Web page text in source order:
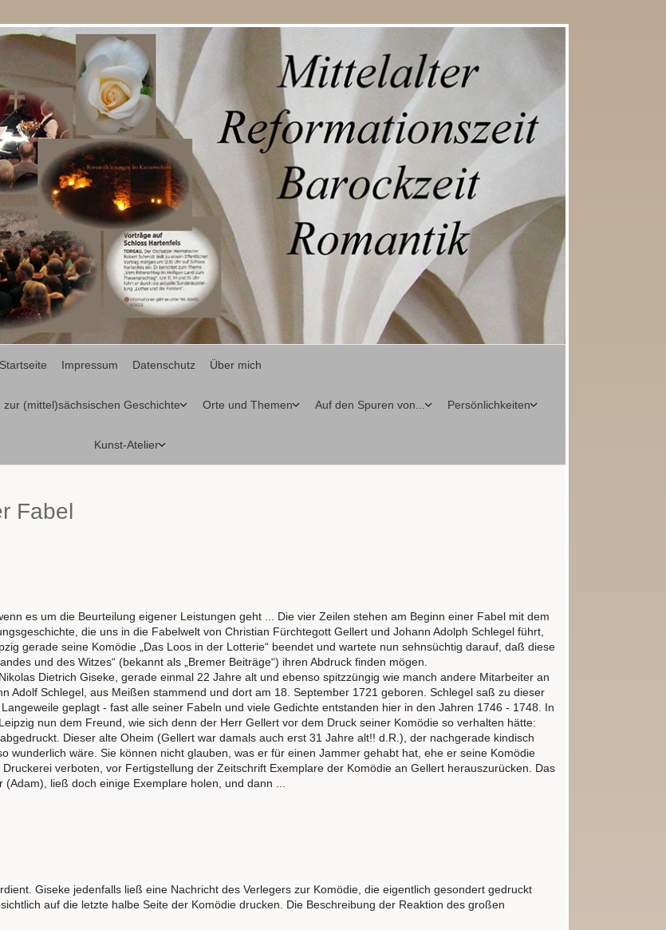
Startseite Impressum Datenschutz Über mich
zur (mittel)sächsischen Geschichte Orte und Themen Auf den Spuren von... Persönlichkeiten
Kunst-Atelier
Fabel
es um die Beurteilung eigener Leistungen geht ... Die vier Zeilen stehen am Beginn einer Fabel mit dem
die uns in die Fabelwelt von Christian Fürchtegott Gellert und Johann Adolph Schlegel führt,
gerade seine Komödie „Das Loos in der Lotterie“ beendet und wartete nun sehnsüchtig darauf, daß diese
und des Witzes“ (bekannt als „Bremer Beiträge“) ihren Abdruck finden mögen.
Dietrich Giseke, gerade einmal 22 Jahre alt und ebenso spitzzüngig wie manch andere Mitarbeiter an
Adolf Schlegel, aus Meißen stammend und dort am 18. September 1721 geboren. Schlegel saß zu dieser
geplagt - fast alle seiner Fabeln und viele Gedichte entstanden hier in den Jahren 1746 - 1748. In
nun dem Freund, wie sich denn der Herr Gellert vor dem Druck seiner Komödie so verhalten hätte:
Dieser alte Oheim (Gellert war damals auch erst 31 Jahre alt!! d.R.), der nachgerade kindisch
wunderlich wäre. Sie können nicht glauben, was er für einen Jammer gehabt hat, ehe er seine Komödie
verboten, vor Fertigstellung der Zeitschrift Exemplare der Komödie an Gellert herauszurücken. Das
ließ doch einige Exemplare holen, und dann ...
Giseke jedenfalls ließ eine Nachricht des Verlegers zur Komödie, die eigentlich gesondert gedruckt
auf die letzte halbe Seite der Komödie drucken. Die Beschreibung der Reaktion des großen